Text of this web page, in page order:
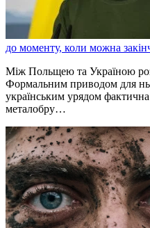
до моменту, коли можна
Між Польщею та Україною
Формальним приводом для
українським урядом
металобру…